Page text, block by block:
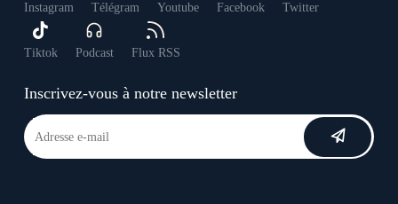
Instagram Télégram Youtube Facebook Twitter
Tiktok Podcast Flux RSS
Inscrivez-vous à notre newsletter